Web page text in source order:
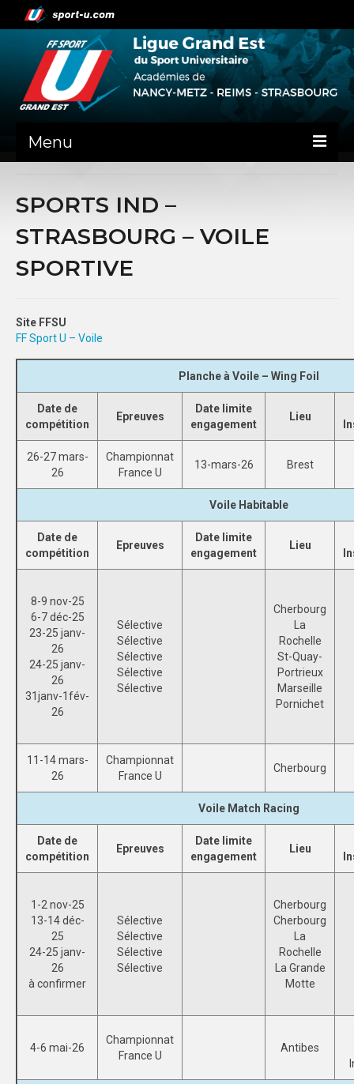
Menu
PRÉSENTATION
REIMS
STRASBOURG
NANCY-METZ
REIMS
STRASBOURG
NANCY-METZ
REIMS
STRASBOURG
FORMATION
NANCY-METZ
REIMS
COMMUNICATION
REIMS
STRASBOURG
VIDÉOTHÈQUE
LOGOTHÈQUE
PARTENAIRES
SPORTS IND –
STRASBOURG – VOILE
SPORTIVE
Site FFSU
FF Sport U – Voile
Planche à Voile – Wing Foil
Date de
compétition
Epreuves
Date limite
engagement
Lieu
26-27 mars-
26
Championnat
France U
13-mars-26 Brest
Voile Habitable
Date de
compétition
Epreuves
Date limite
engagement
Lieu
8-9 nov-25
6-7 déc-25
23-25 janv-
26
24-25 janv-
26
31janv-1fév-
26
Sélective
Sélective
Sélective
Sélective
Sélective
Cherbourg
La
Rochelle
St-Quay-
Portrieux
Marseille
Pornichet
11-14 mars-
26
Championnat
France U
Cherbourg
Voile Match Racing
Date de
compétition
Epreuves
Date limite
engagement
Lieu
1-2 nov-25
13-14 déc-
25
24-25 janv-
26
à confirmer
Sélective
Sélective
Sélective
Sélective
Cherbourg
Cherbourg
La
Rochelle
La Grande
Motte
4-6 mai-26
Championnat
France U
Antibes